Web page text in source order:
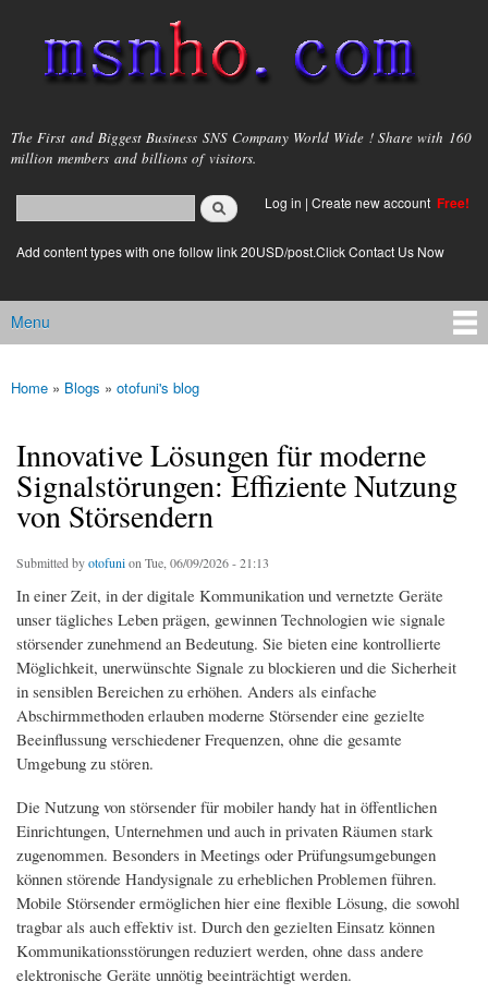
main
content
msnho.com
The First and Biggest Business SNS Company World Wide ! Share with 160
million members and billions of visitors.
Search form
login link
Log in | Create new account Free!
Add content types with one follow link 20USD/post.Click Contact Us Now
Main menu
Menu
You are here
Home » Blogs » otofuni's blog
Innovative Lösungen für moderne
Signalstörungen: Effiziente Nutzung
von Störsendern
Submitted byotofunion Tue, 06/09/2026 - 21:13
In einer Zeit, in der digitale Kommunikation und vernetzte Geräte
unser tägliches Leben prägen, gewinnen Technologien wie signale
störsender zunehmend an Bedeutung. Sie bieten eine kontrollierte
Möglichkeit, unerwünschte Signale zu blockieren und die Sicherheit
in sensiblen Bereichen zu erhöhen. Anders als einfache
Abschirmmethoden erlauben moderne Störsender eine gezielte
Beeinflussung verschiedener Frequenzen, ohne die gesamte
Umgebung zu stören.
Die Nutzung von störsender für mobiler handy hat in öffentlichen
Einrichtungen, Unternehmen und auch in privaten Räumen stark
zugenommen. Besonders in Meetings oder Prüfungsumgebungen
können störende Handysignale zu erheblichen Problemen führen.
Mobile Störsender ermöglichen hier eine flexible Lösung, die sowohl
tragbar als auch effektiv ist. Durch den gezielten Einsatz können
Kommunikationsstörungen reduziert werden, ohne dass andere
elektronische Geräte unnötig beeinträchtigt werden.